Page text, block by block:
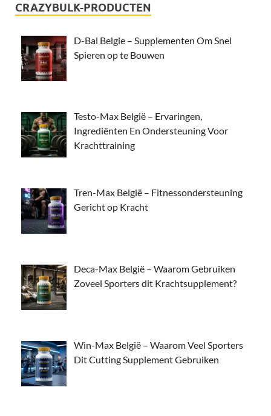
CRAZYBULK-PRODUCTEN
D-Bal Belgie – Supplementen Om Snel
Spieren op te Bouwen
Testo-Max België – Ervaringen,
Ingrediënten En Ondersteuning Voor
Krachttraining
Tren-Max België – Fitnessondersteuning
Gericht op Kracht
Deca-Max België – Waarom Gebruiken
Zoveel Sporters dit Krachtsupplement?
Win-Max België – Waarom Veel Sporters
Dit Cutting Supplement Gebruiken